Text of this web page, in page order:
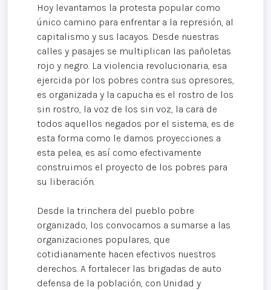
Hoy levantamos la protesta popular como
único camino para enfrentar a la represión, al
capitalismo y sus lacayos. Desde nuestras
calles y pasajes se multiplican las pañoletas
rojo y negro. La violencia revolucionaria, esa
ejercida por los pobres contra sus opresores,
es organizada y la capucha es el rostro de los
sin rostro, la voz de los sin voz, la cara de
todos aquellos negados por el sistema, es de
esta forma como le damos proyecciones a
esta pelea, es así como efectivamente
construimos el proyecto de los pobres para
su liberación.
Desde la trinchera del pueblo pobre
organizado, los convocamos a sumarse a las
organizaciones populares, que
cotidianamente hacen efectivos nuestros
derechos. A fortalecer las brigadas de auto
defensa de la población, con Unidad y